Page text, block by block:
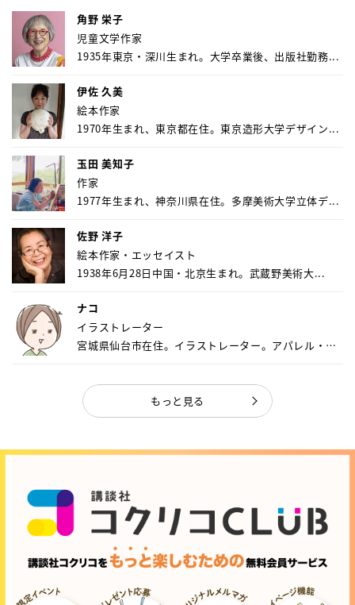
角野 栄子
児童文学作家
1935年東京・深川生まれ。大学卒業後、出版社勤務...
伊佐 久美
絵本作家
1970年生まれ、東京都在住。東京造形大学デザイン...
玉田 美知子
作家
1977年生まれ、神奈川県在住。多摩美術大学立体デ...
佐野 洋子
絵本作家・エッセイスト
1938年6月28日中国・北京生まれ。武蔵野美術大...
ナコ
イラストレーター
宮城県仙台市在住。イラストレーター。アパレル・キ
もっと見る